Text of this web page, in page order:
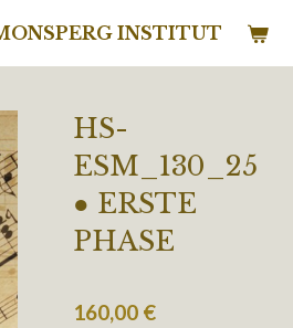
INSTITUT
HS-
ESM_130_25
● ERSTE
PHASE
160,00 €